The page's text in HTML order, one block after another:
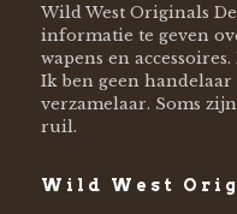
Wild West Originals
informatie te geven
wapens en
Ik ben geen handelaar
verzamelaar. Soms
ruil.
Wild West